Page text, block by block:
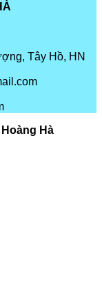
Tây Hồ, HN
Hà